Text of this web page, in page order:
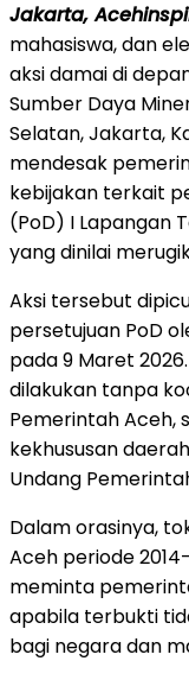
Jakarta,
mahasiswa, dan
aksi damai di
Sumber Daya
Selatan, Jakarta,
mendesak
kebijakan terkait
(PoD) I Lapangan
yang dinilai
Aksi tersebut
persetujuan PoD
pada 9 Maret
dilakukan tanpa
Pemerintah Aceh,
kekhususan
Undang
Dalam orasinya,
Aceh periode
meminta
apabila terbukti
bagi negara dan